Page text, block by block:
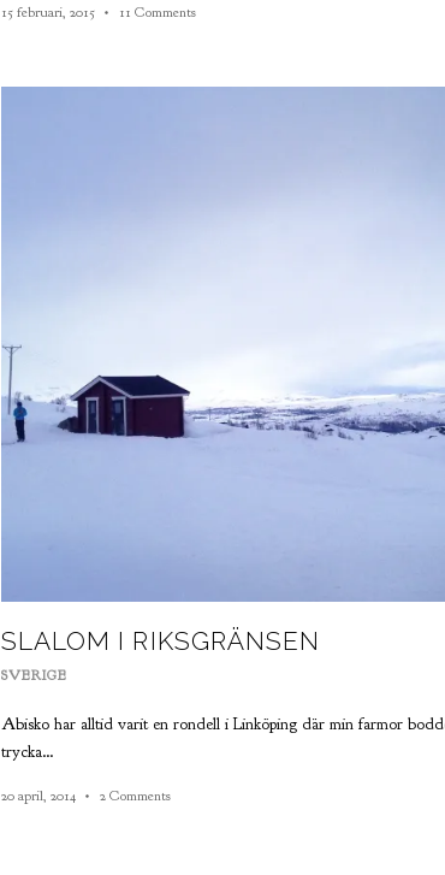
15 februari, 2015 11 Comments
SLALOM I RIKSGRÄNSEN
SVERIGE
Abisko har alltid varit en rondell i Linköping där min farmor
trycka…
20 april, 2014 2 Comments